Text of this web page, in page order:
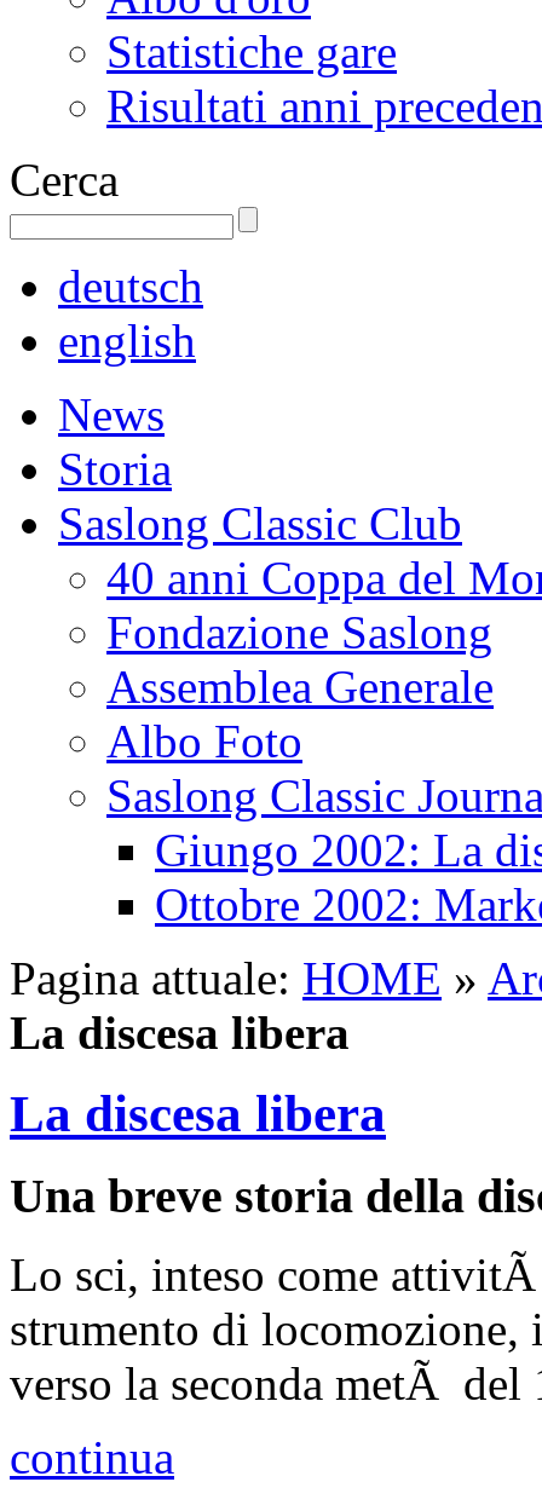
Statistiche gare
Risultati anni
Cerca
deutsch
english
News
Storia
Saslong Classic Club
40 anni Coppa del
Fondazione Saslong
Assemblea Generale
Albo Foto
Saslong Classic
Giungo 2002: La
Ottobre 2002:
Pagina attuale: HOME »
La discesa libera
La discesa libera
Una breve storia della
Lo sci, inteso come
strumento di
verso la seconda metÃ del
continua